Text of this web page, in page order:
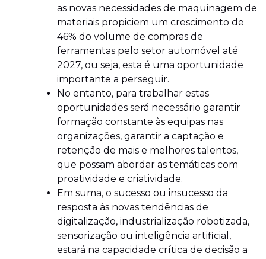
as novas necessidades de maquinagem de
materiais propiciem um crescimento de
46% do volume de compras de
ferramentas pelo setor automóvel até
2027, ou seja, esta é uma oportunidade
importante a perseguir.
No entanto, para trabalhar estas
oportunidades será necessário garantir
formação constante às equipas nas
organizações, garantir a captação e
retenção de mais e melhores talentos,
que possam abordar as temáticas com
proatividade e criatividade.
Em suma, o sucesso ou insucesso da
resposta às novas tendências de
digitalização, industrialização robotizada,
sensorização ou inteligência artificial,
estará na capacidade crítica de decisão a